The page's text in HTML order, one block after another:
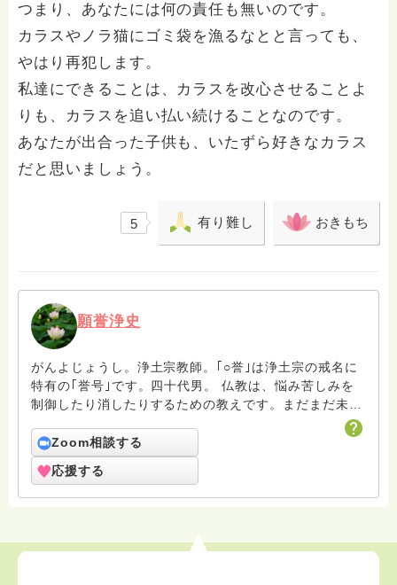
つまり、あなたには何の責任も無いのです。
カラスやノラ猫にゴミ袋を漁るなとと言っても、
やはり再犯します。
私達にできることは、カラスを改心させることよ
りも、カラスを追い払い続けることなのです。
あなたが出合った子供も、いたずら好きなカラス
だと思いましょう。
5 有り難し おきもち
願誉浄史
がんよじょうし。浄土宗教師。｢○誉｣は浄土宗の戒名に
特有の｢誉号｣です。四十代男。 仏教は、悩み苦しみを
制御したり消したりするための教えです。まだまだ未熟
Zoom相談する
応援する